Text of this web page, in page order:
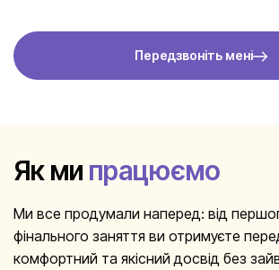
Передзвоніть мені
Як ми працюємо
Ми все продумали наперед: від
фінального заняття ви отримуєте
комфортний та якісний досвід без